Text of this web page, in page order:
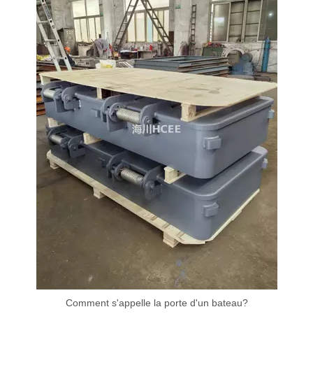
Comment s'appelle la porte d'un bateau?